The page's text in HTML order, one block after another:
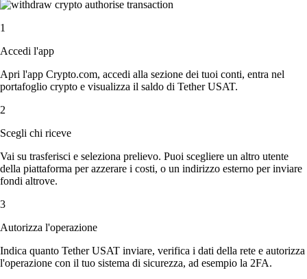
1
Accedi l'app
Apri l'app Crypto.com, accedi alla sezione dei tuoi conti, entra nel
portafoglio crypto e visualizza il saldo di Tether USAT.
2
Scegli chi riceve
Vai su trasferisci e seleziona prelievo. Puoi scegliere un altro utente
della piattaforma per azzerare i costi, o un indirizzo esterno per inviare
fondi altrove.
3
Autorizza l'operazione
Indica quanto Tether USAT inviare, verifica i dati della rete e autorizza
l'operazione con il tuo sistema di sicurezza, ad esempio la 2FA.